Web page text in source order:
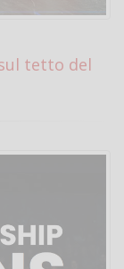
tetto del